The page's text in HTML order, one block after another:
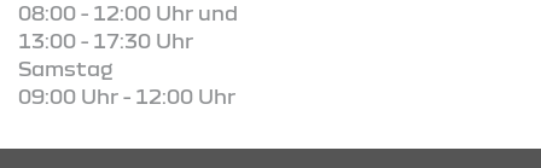
08:00 - 12:00 Uhr und
13:00 - 17:30 Uhr
Samstag
09:00 Uhr - 12:00 Uhr